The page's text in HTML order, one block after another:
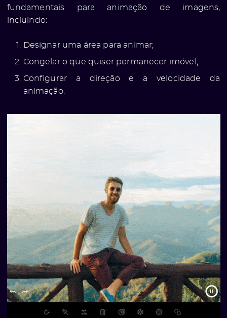
fundamentais para animação de imagens,
incluindo:
Designar uma área para animar;
Congelar o que quiser permanecer imóvel;
Configurar a direção e a velocidade da
animação.